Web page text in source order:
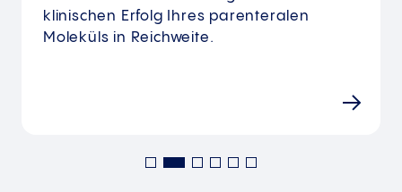
klinischen Erfolg Ihres parenteralen
Moleküls in Reichweite.